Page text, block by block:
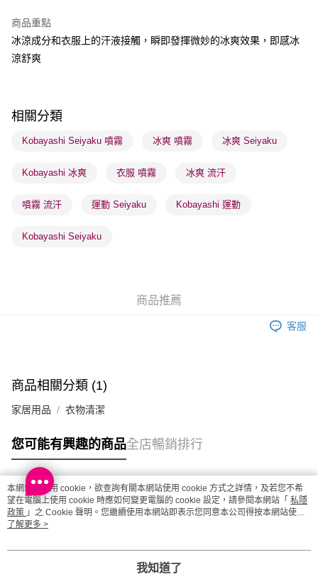
每筆HK$65.00，滿HK$300.00或以上免運費
順豐站及營業點 - 確認發貨後1-3個工作天送達
物流公司進行物流配送
每筆HK$65.00，滿HK$300.00或以上免運費
(香港門市) 只顯示可選門市。確認發貨後2-5個工作天到店，3天內
每筆HK$20.00，滿HK$100.00或以上免運費
商品重點
冰涼成分和衣服上的汗液接觸，瞬即發揮微妙的冰爽效果，即感冰
涼舒爽
相關分類
Kobayashi Seiyaku 噴霧 冰爽 噴霧 冰爽 Seiyaku
Kobayashi 冰爽 衣服 噴霧 冰爽 流汗
噴霧 流汗 運動 Seiyaku Kobayashi 運動
Kobayashi Seiyaku
商品推薦
客服
商品相關分類 (1)
家居用品 衣物清潔
您可能有興趣的商品全店暢銷排行
熱門標籤
熱銷排行
本網站中使用 cookie，欲查詢有關本網站使用 cookie 方式之詳情，及若您不希
望在電腦上使用 cookie 時應如何變更電腦的 cookie 設定，請參閱本網站「 私隱
政策 」之 Cookie 聲明。您繼續使用本網站即表示您同意本公司得按本網站使用
條款之 Cookie 聲明使用 cookie。
了解更多 >
我知道了